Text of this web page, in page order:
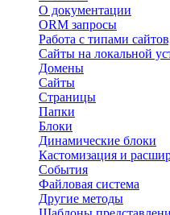
О документации
ORM запросы
Работа с типами
Сайты на локальной
Домены
Сайты
Страницы
Папки
Блоки
Динамические блоки
Кастомизация и
События
Файловая система
Другие методы